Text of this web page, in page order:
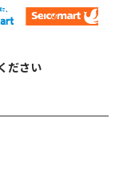
ださい